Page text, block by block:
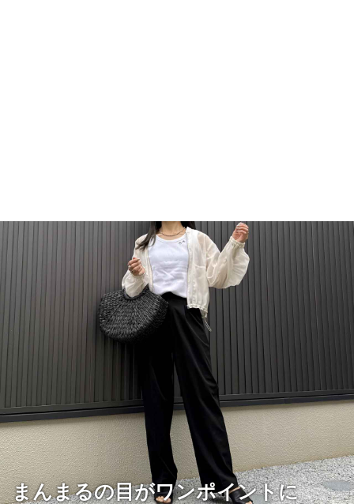
まんまるの目がワンポイントに